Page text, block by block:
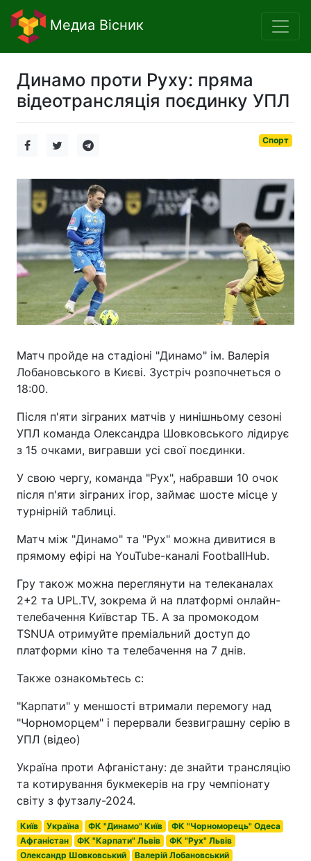
Медиа Вісник
Динамо проти Руху: пряма
відеотрансляція поєдинку УПЛ
Спорт
Матч пройде на стадіоні "Динамо" ім. Валерія
Лобановського в Києві. Зустріч розпочнеться о
18:00.
Після п'яти зіграних матчів у нинішньому сезоні
УПЛ команда Олександра Шовковського лідирує
з 15 очками, вигравши усі свої поєдинки.
У свою чергу, команда "Рух", набравши 10 очок
після п'яти зіграних ігор, займає шосте місце у
турнірній таблиці.
Матч між "Динамо" та "Рух" можна дивитися в
прямому ефірі на YouTube-каналі FootballHub.
Гру також можна переглянути на телеканалах
2+2 та UPL.TV, зокрема й на платформі онлайн-
телебачення Київстар ТБ. А за промокодом
TSNUA отримуйте преміальний доступ до
платформи кіно та телебачення на 7 днів.
Также ознакомьтесь с:
"Карпати" у меншості втримали перемогу над
"Чорноморцем" і перервали безвиграшну серію в
УПЛ (відео)
Україна проти Афганістану: де знайти трансляцію
та котирування букмекерів на гру чемпіонату
світу з футзалу-2024.
Київ Україна ФК "Динамо" Київ
ФК "Чорноморець" Одеса
Афганістан
ФК "Карпати" Львів
ФК "Рух" Львів
Олександр Шовковський
Валерій Лобановський